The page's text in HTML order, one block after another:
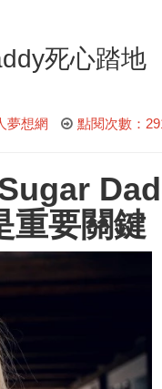
死心踏地
夢想網 點閱次數：
重要關鍵